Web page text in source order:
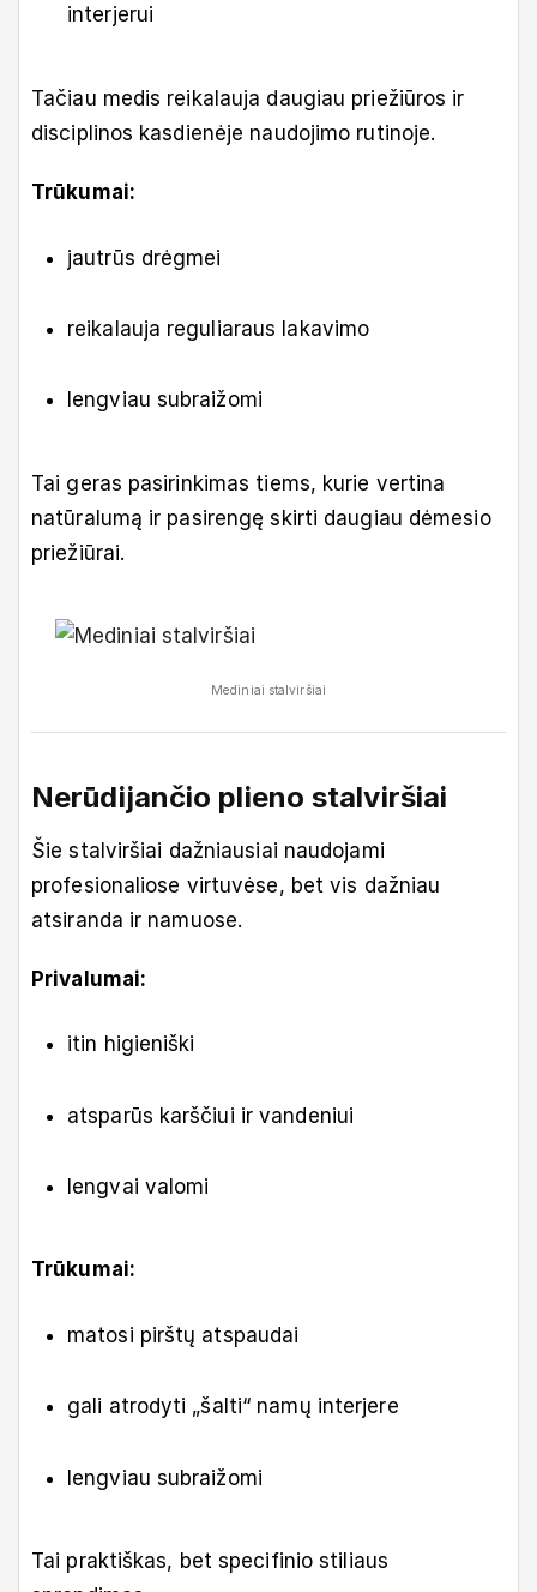
interjerui
Tačiau medis reikalauja daugiau priežiūros ir
disciplinos kasdienėje naudojimo rutinoje.
Trūkumai:
jautrūs drėgmei
reikalauja reguliaraus lakavimo
lengviau subraižomi
Tai geras pasirinkimas tiems, kurie vertina
natūralumą ir pasirengę skirti daugiau dėmesio
priežiūrai.
Mediniai stalviršiai
Nerūdijančio plieno stalviršiai
Šie stalviršiai dažniausiai naudojami
profesionaliose virtuvėse, bet vis dažniau
atsiranda ir namuose.
Privalumai:
itin higieniški
atsparūs karščiui ir vandeniui
lengvai valomi
Trūkumai:
matosi pirštų atspaudai
gali atrodyti „šalti“ namų interjere
lengviau subraižomi
Tai praktiškas, bet specifinio stiliaus